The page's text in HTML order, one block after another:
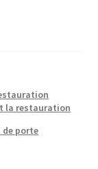
la restauration
de porte